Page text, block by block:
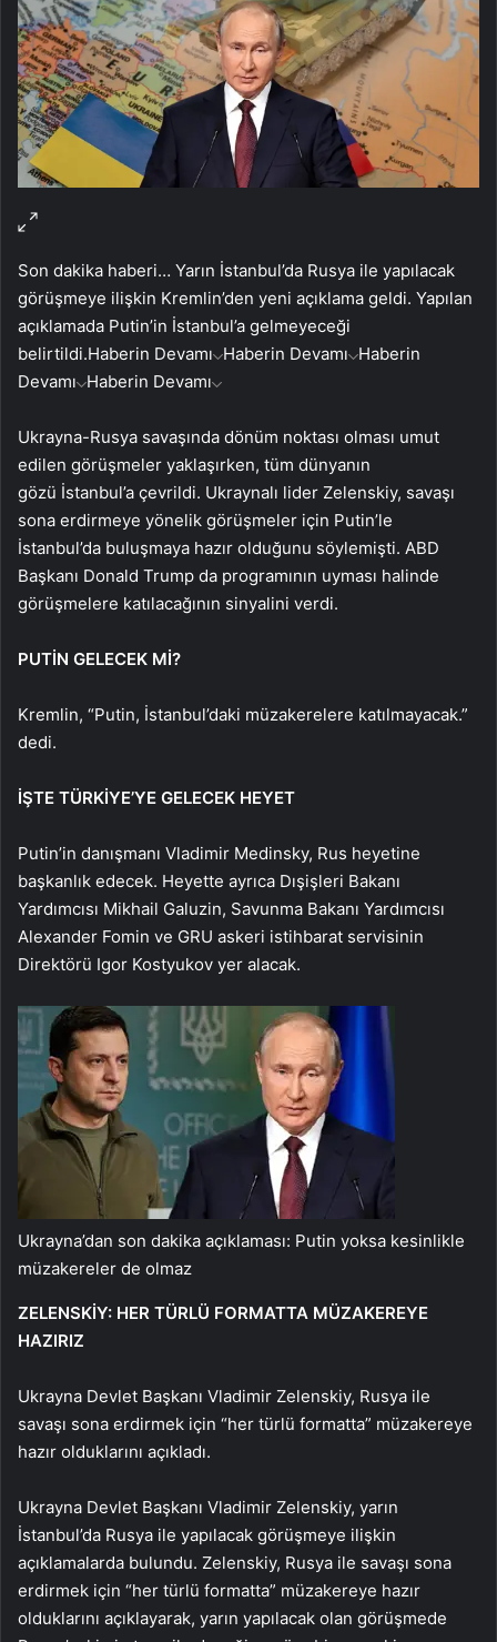
Son dakika haberi… Yarın İstanbul’da Rusya ile yapılacak
görüşmeye ilişkin Kremlin’den yeni açıklama geldi. Yapılan
açıklamada Putin’in İstanbul’a gelmeyeceği
belirtildi.Haberin Devamı Haberin Devamı Haberin
Devamı Haberin Devamı
Ukrayna-Rusya savaşında dönüm noktası olması umut
edilen görüşmeler yaklaşırken, tüm dünyanın
gözü İstanbul’a çevrildi. Ukraynalı lider Zelenskiy, savaşı
sona erdirmeye yönelik görüşmeler için Putin’le
İstanbul’da buluşmaya hazır olduğunu söylemişti. ABD
Başkanı Donald Trump da programının uyması halinde
görüşmelere katılacağının sinyalini verdi.
PUTİN GELECEK Mİ?
Kremlin, “Putin, İstanbul’daki müzakerelere katılmayacak.”
dedi.
İŞTE TÜRKİYE’YE GELECEK HEYET
Putin’in danışmanı Vladimir Medinsky, Rus heyetine
başkanlık edecek. Heyette ayrıca Dışişleri Bakanı
Yardımcısı Mikhail Galuzin, Savunma Bakanı Yardımcısı
Alexander Fomin ve GRU askeri istihbarat servisinin
Direktörü Igor Kostyukov yer alacak.
Ukrayna’dan son dakika açıklaması: Putin yoksa kesinlikle
müzakereler de olmaz
ZELENSKİY: HER TÜRLÜ FORMATTA MÜZAKEREYE
HAZIRIZ
Ukrayna Devlet Başkanı Vladimir Zelenskiy, Rusya ile
savaşı sona erdirmek için “her türlü formatta” müzakereye
hazır olduklarını açıkladı.
Ukrayna Devlet Başkanı Vladimir Zelenskiy, yarın
İstanbul’da Rusya ile yapılacak görüşmeye ilişkin
açıklamalarda bulundu. Zelenskiy, Rusya ile savaşı sona
erdirmek için “her türlü formatta” müzakereye hazır
olduklarını açıklayarak, yarın yapılacak olan görüşmede